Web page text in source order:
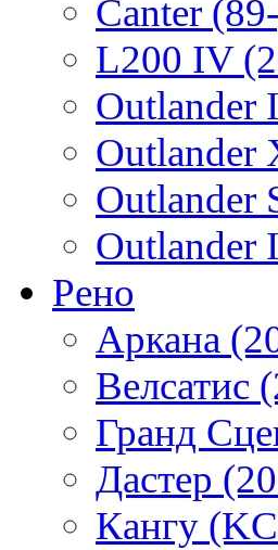
Canter
L200 IV
Outlander
Outlander
Outlander
Outlander
Рено
Аркана
Велсатис
Гранд
Дастер
Кангу